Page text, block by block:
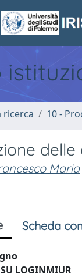
ricerca 10 -
Maria
Scheda
SU LOGINMIUR